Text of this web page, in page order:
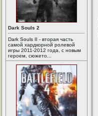
Dark Souls 2
Dark Souls II - вторая часть
самой хардкорной ролевой
игры 2011-2012 года, с новым
героем, сюжето...